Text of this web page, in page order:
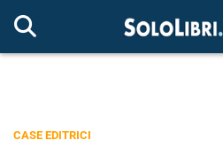
CASE EDITRICI